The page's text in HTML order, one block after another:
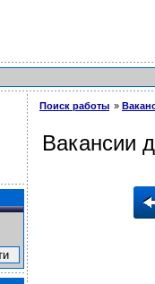
Поиск работы
Вакансии